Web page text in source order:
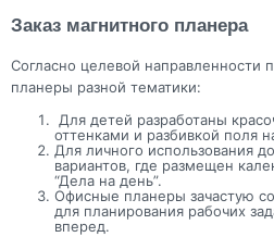
Заказ магнитного планера
Согласно целевой направленности
планеры разной тематики:
Для детей разработаны
оттенками и разбивкой поля
Для личного использования
вариантов, где размещен
“Дела на день”.
Офисные планеры зачастую
для планирования рабочих
вперед.